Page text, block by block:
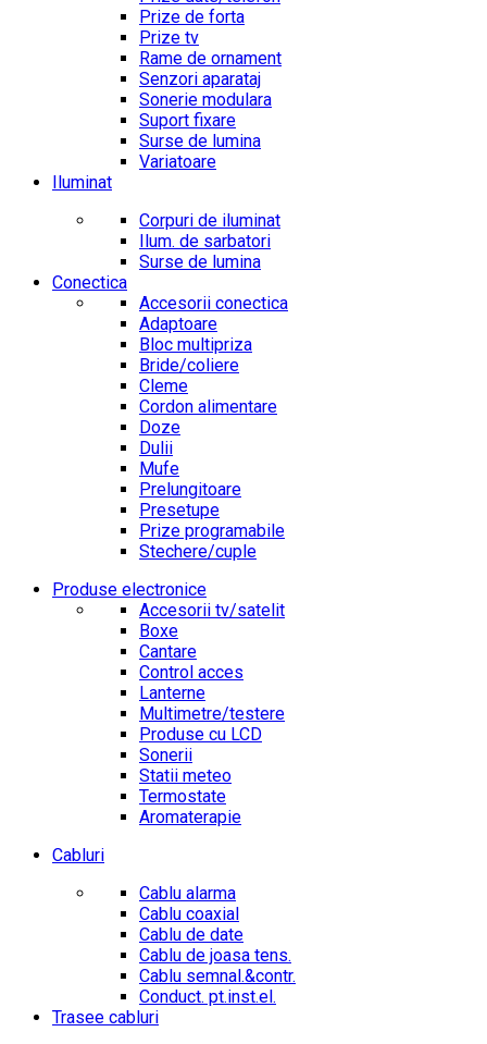
Prize de forta
Prize tv
Rame de ornament
Senzori aparataj
Sonerie modulara
Suport fixare
Surse de lumina
Variatoare
Iluminat
Corpuri de iluminat
Ilum. de sarbatori
Surse de lumina
Conectica
Accesorii conectica
Adaptoare
Bloc multipriza
Bride/coliere
Cleme
Cordon alimentare
Doze
Dulii
Mufe
Prelungitoare
Presetupe
Prize programabile
Stechere/cuple
Produse electronice
Accesorii tv/satelit
Boxe
Cantare
Control acces
Lanterne
Multimetre/testere
Produse cu LCD
Sonerii
Statii meteo
Termostate
Aromaterapie
Cabluri
Cablu alarma
Cablu coaxial
Cablu de date
Cablu de joasa tens.
Cablu semnal.&contr.
Conduct. pt.inst.el.
Trasee cabluri